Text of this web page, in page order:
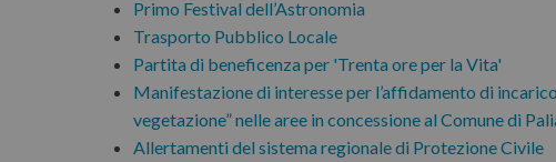
Primo Festival dell’Astronomia
Trasporto Pubblico Locale
Partita di beneficenza per 'Trenta ore per la Vita'
Manifestazione di interesse per l’affidamento di
vegetazione” nelle aree in concessione al Comune di
Allertamenti del sistema regionale di Protezione Civile